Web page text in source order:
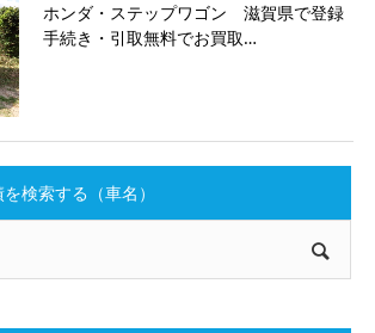
ホンダ・ステップワゴン 滋賀県で登録
手続き・引取無料でお買取…
検索する（車名）